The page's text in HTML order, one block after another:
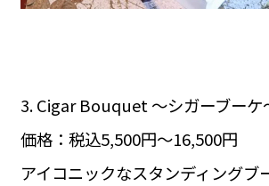
3. Cigar Bouquet 〜シガーブーケ
価格：税込5,500円〜16,500円
アイコニックなスタンディングブ